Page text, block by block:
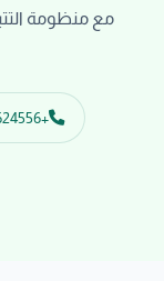
+201501624556